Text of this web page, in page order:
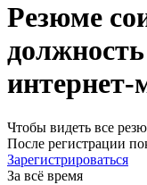
Резюме
интернет-
Чтобы видеть все
После регистрации
Зарегистрироваться
За всё время